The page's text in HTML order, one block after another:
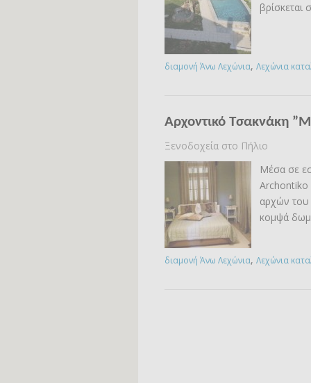
διαμονή Άνω Λεχώνια, Λεχώνια
Αρχοντικό Τσακνάκη
Ξενοδοχεία στο Πήλιο
Μέσα σε
Archontiko
αρχών του
κομψά
διαμονή Άνω Λεχώνια, Λεχώνια